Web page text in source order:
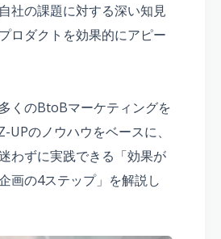
社の課題に対する深い知見
ロダクトを効果的にアピー
くのBtoBマーケティングを
UPのノウハウをベースに、
わずに実践できる「効果が
画の4ステップ」を解説し